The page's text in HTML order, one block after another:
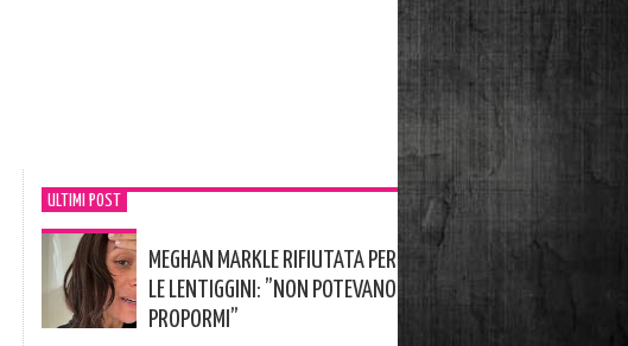
ULTIMI POST
MEGHAN MARKLE RIFIUTATA PER
LE LENTIGGINI: ”NON POTEVANO
PROPORMI”